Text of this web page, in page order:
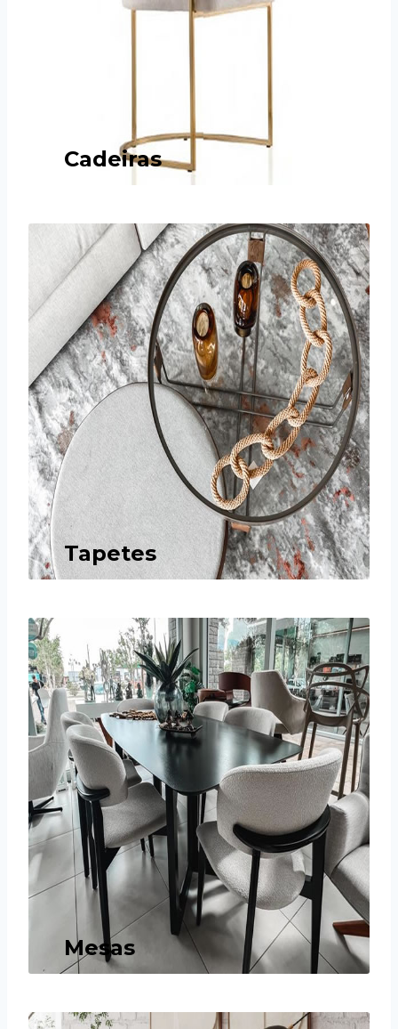
Cadeiras
Tapetes
Mesas